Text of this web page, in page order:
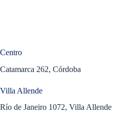
Centro
Catamarca 262, Córdoba
Villa Allende
Río de Janeiro 1072, Villa Allende